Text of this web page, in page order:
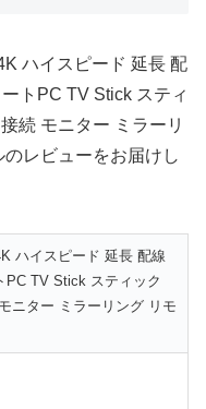
ハイスピード 延長 配
トPC TV Stick スティ
続 モニター ミラーリ
レビューをお届けし
ハイスピード 延長 配線
PC TV Stick スティック
ニター ミラーリング リモ